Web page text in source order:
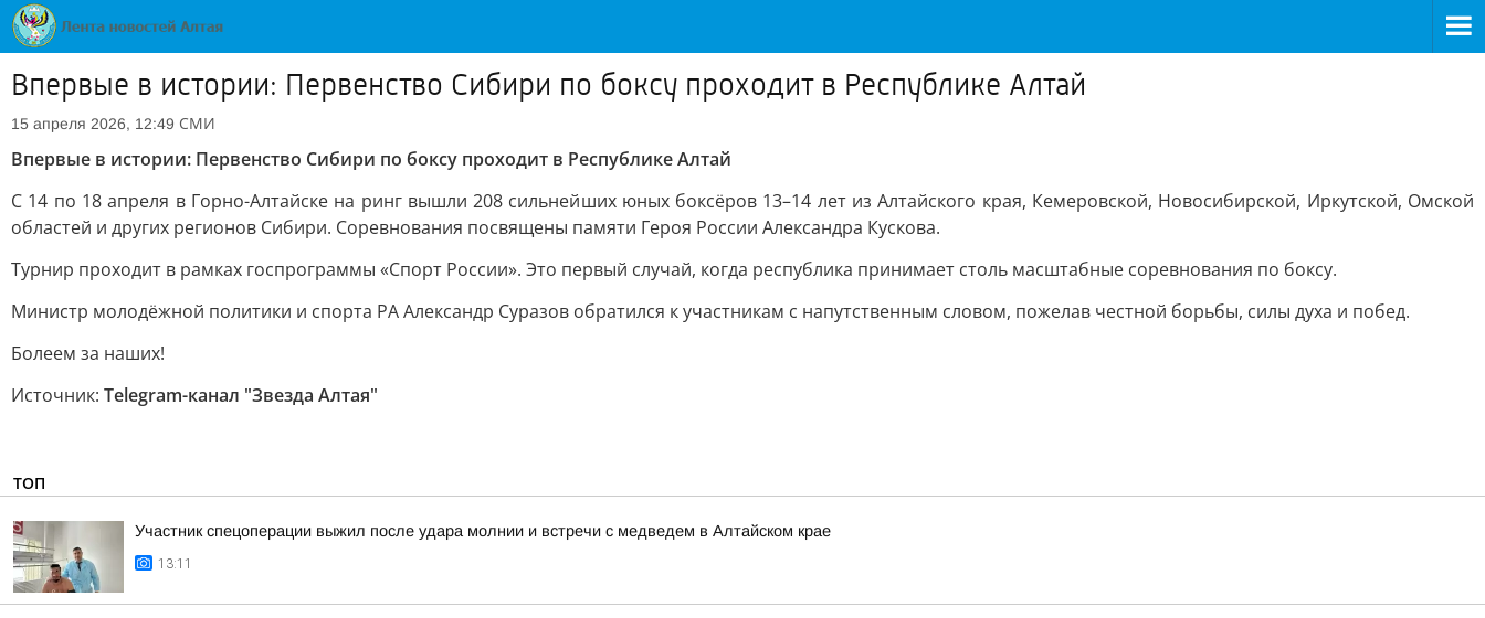
Впервые в истории: Первенство Сибири по боксу проходит в Республике Алтай
15 апреля 2026, 12:49 СМИ
Впервые в истории: Первенство Сибири по боксу проходит в Республике Алтай
С 14 по 18 апреля в Горно-Алтайске на ринг вышли 208 сильнейших юных боксёров 13–14 лет из Алтайского края, Кемеровской, Новосибирской, Иркутской, Омской
областей и других регионов Сибири. Соревнования посвящены памяти Героя России Александра Кускова.
Турнир проходит в рамках госпрограммы «Спорт России». Это первый случай, когда республика принимает столь масштабные соревнования по боксу.
Министр молодёжной политики и спорта РА Александр Суразов обратился к участникам с напутственным словом, пожелав честной борьбы, силы духа и побед.
Болеем за наших!
Источник: Telegram-канал "Звезда Алтая"
ТОП
Участник спецоперации выжил после удара молнии и встречи с медведем в Алтайском крае
13:11